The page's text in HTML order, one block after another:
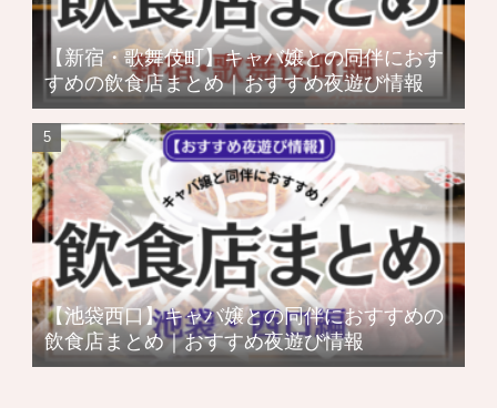
【新宿・歌舞伎町】キャバ嬢との同伴におす
すめの飲食店まとめ｜おすすめ夜遊び情報
【池袋西口】キャバ嬢との同伴におすすめの
飲食店まとめ｜おすすめ夜遊び情報